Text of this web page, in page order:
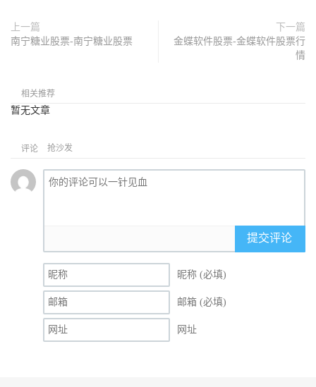
上一篇
南宁糖业股票-南宁糖业股票
下一篇
金蝶软件股票-金蝶软件股票行
情
相关推荐
暂无文章
评论 抢沙发
提交评论
昵称 (必填)
邮箱 (必填)
网址